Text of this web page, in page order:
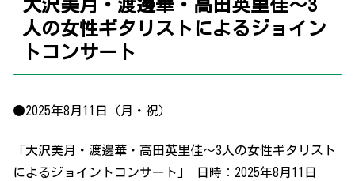
大沢美月・渡邊華・高田英里佳～3
人の女性ギタリストによるジョイン
トコンサート
●2025年8月11日（月・祝）
「大沢美月・渡邊華・高田英里佳～3人の女性ギタリスト
によるジョイントコンサート」 日時：2025年8月11日